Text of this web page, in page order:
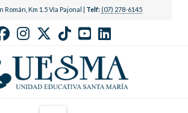
Román, Km 1.5 Vía Pajonal | Telf: (07) 278-6145